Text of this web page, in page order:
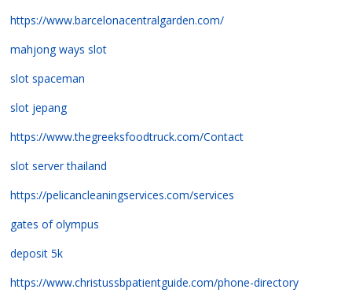
https://www.barcelonacentralgarden.com/
mahjong ways slot
slot spaceman
slot jepang
https://www.thegreeksfoodtruck.com/Contact
slot server thailand
https://pelicancleaningservices.com/services
gates of olympus
deposit 5k
https://www.christussbpatientguide.com/phone-directory